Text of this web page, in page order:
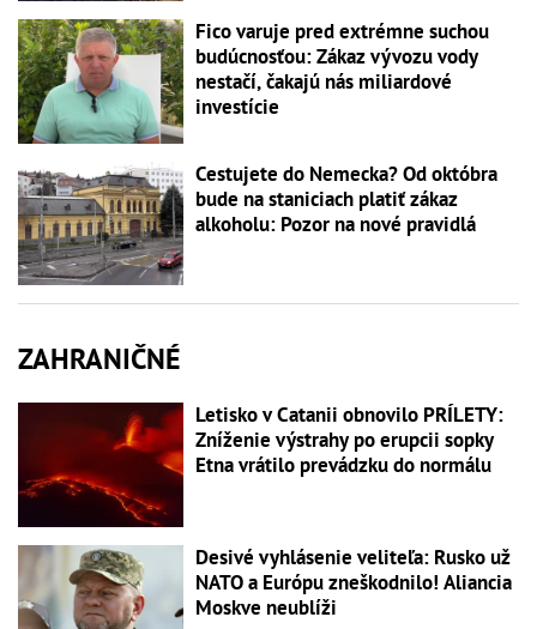
Fico varuje pred extrémne suchou
budúcnosťou: Zákaz vývozu vody
nestačí, čakajú nás miliardové
investície
Cestujete do Nemecka? Od októbra
bude na staniciach platiť zákaz
alkoholu: Pozor na nové pravidlá
ZAHRANIČNÉ
Letisko v Catanii obnovilo PRÍLETY:
Zníženie výstrahy po erupcii sopky
Etna vrátilo prevádzku do normálu
Desivé vyhlásenie veliteľa: Rusko už
NATO a Európu zneškodnilo! Aliancia
Moskve neublíži